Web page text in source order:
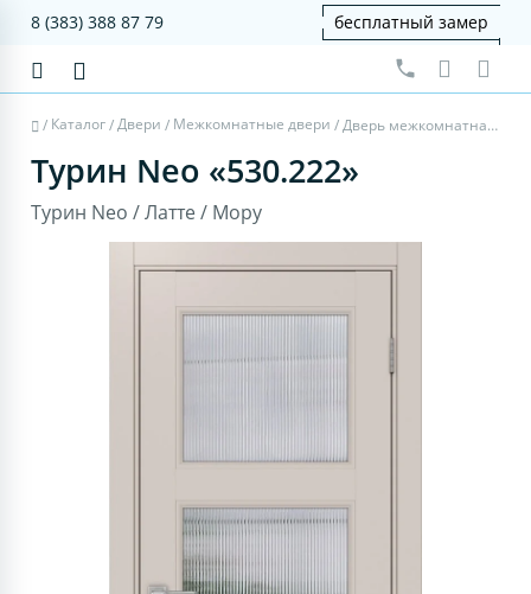
8 (383) 388 87 79 бесплатный замер
/ Каталог/Двери / Межкомнатные двери / Дверь межкомнатная Турин Neo 530.222 - латте, мору
Турин Neo «530.222»
Турин Neo / Латте / Мору